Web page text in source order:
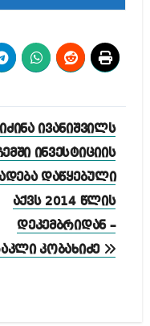
ივანიშვილს
ინვესტიციის
დაწყებული
აქვს 2014 წლის
დეკემბრიდან –
კობახიძე